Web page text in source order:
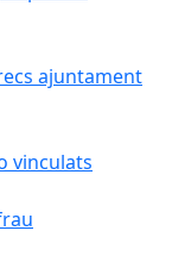
ajuntament
vinculats